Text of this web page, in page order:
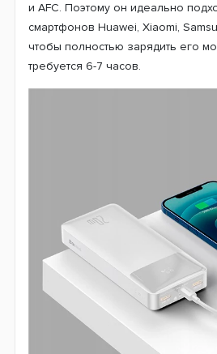
и AFC. Поэтому он идеально
смартфонов Huawei, Xiaomi,
чтобы полностью зарядить его
требуется 6-7 часов.